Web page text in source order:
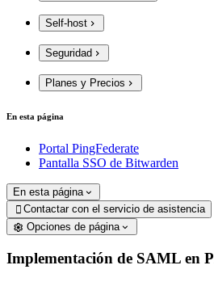
Self-host
Seguridad
Planes y Precios
En esta página
Portal PingFederate
Pantalla SSO de Bitwarden
En esta página
 Contactar con el servicio de asistencia
Opciones de página
Implementación de SAML en